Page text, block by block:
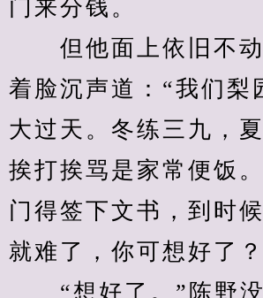
门来分钱。
但他面上依旧不动
着脸沉声道：“我们梨
大过天。冬练三九，夏
挨打挨骂是家常便饭
门得签下文书，到时
就难了，你可想好了
“想好了。”陈野没